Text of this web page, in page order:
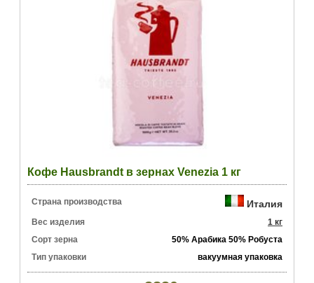
Кофе Hausbrandt в зернах Venezia 1 кг
Страна производства Италия
Вес изделия
1 кг
Сорт зерна
50% Арабика 50% Робуста
Тип упаковки
вакуумная упаковка